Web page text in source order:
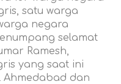
satu warga
negara
selamat
Ramesh,
yang saat ini
Ahmedabad dan